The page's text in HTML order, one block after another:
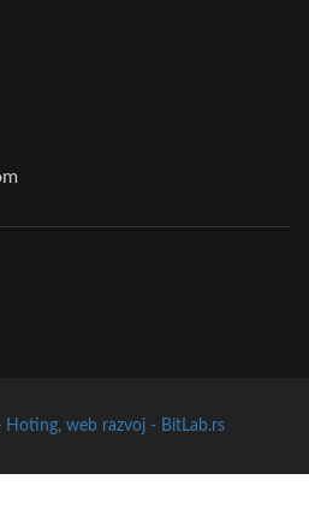
Hoting, web razvoj - BitLab.rs